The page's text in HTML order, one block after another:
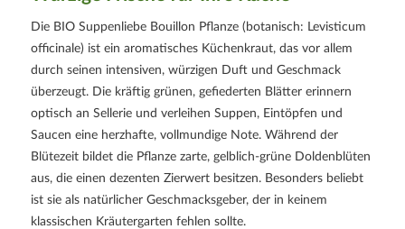
Die BIO Suppenliebe Bouillon Pflanze (botanisch: Levisticum
officinale) ist ein aromatisches Küchenkraut, das vor allem
durch seinen intensiven, würzigen Duft und Geschmack
überzeugt. Die kräftig grünen, gefiederten Blätter erinnern
optisch an Sellerie und verleihen Suppen, Eintöpfen und
Saucen eine herzhafte, vollmundige Note. Während der
Blütezeit bildet die Pflanze zarte, gelblich-grüne Doldenblüten
aus, die einen dezenten Zierwert besitzen. Besonders beliebt
ist sie als natürlicher Geschmacksgeber, der in keinem
klassischen Kräutergarten fehlen sollte.